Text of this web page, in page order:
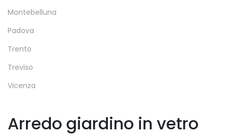
Montebelluna
Padova
Trento
Treviso
Vicenza
Arredo giardino in vetro